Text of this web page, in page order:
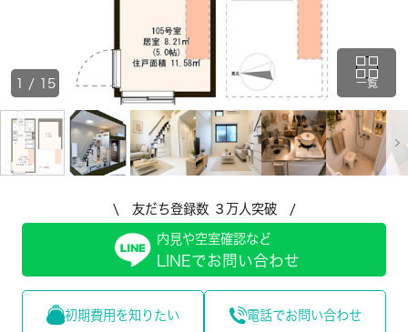
一覧
1 / 15
\ 友だち登録数 ３万人突破 /
内見や空室確認など
LINEでお問い合わせ
初期費用を知りたい 電話でお問い合わせ